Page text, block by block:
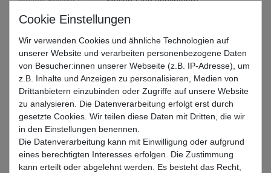
Fluo-schwarz
4,01 EUR*
* inkl. MwSt. zzgl.Versandkosten
Lieferzeit 1-3 Tage (Deutschland); 3-7 Tage (Ausland)
Wir verwenden Cookies und ähnliche Technologien auf
unserer Website und verarbeiten personenbezogene Daten
von Besucher:innen unserer Webseite (z.B. IP-Adresse), um
z.B. Inhalte und Anzeigen zu personalisieren, Medien von
Drittanbietern einzubinden oder Zugriffe auf unsere Website
zu analysieren. Die Datenverarbeitung erfolgt erst durch
gesetzte Cookies. Wir teilen diese Daten mit Dritten, die wir
in den Einstellungen benennen.
Die Datenverarbeitung kann mit Einwilligung oder aufgrund
eines berechtigten Interesses erfolgen. Die Zustimmung
kann erteilt oder abgelehnt werden. Es besteht das Recht,